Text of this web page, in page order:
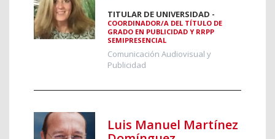
TITULAR DE UNIVERSIDAD -
COORDINADOR/A DEL TÍTULO DE
GRADO EN PUBLICIDAD Y RRPP
SEMIPRESENCIAL
Comunicación Audiovisual y
Publicidad
Luis Manuel Martínez